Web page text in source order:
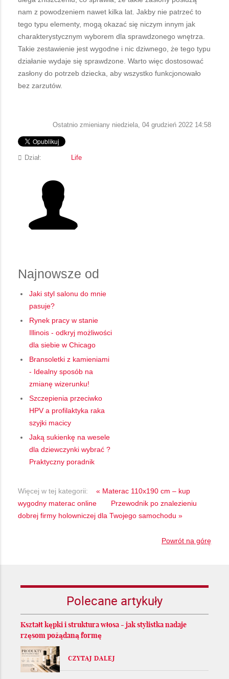
nam z powodzeniem nawet kilka lat. Jakby nie patrzeć to
tego typu elementy, mogą okazać się niczym innym jak
charakterystycznym wyborem dla sprawdzonego wnętrza.
Takie zestawienie jest wygodne i nic dziwnego, że tego typu
działanie wydaje się sprawdzone. Warto więc dostosować
zasłony do potrzeb dziecka, aby wszystko funkcjonowało
bez zarzutów.
Ostatnio zmieniany niedziela, 04 grudzień 2022 14:58
Dział: Life
Najnowsze od
Jaki styl salonu do mnie
pasuje?
Rynek pracy w stanie
Illinois - odkryj możliwości
dla siebie w Chicago
Bransoletki z kamieniami
- Idealny sposób na
zmianę wizerunku!
Szczepienia przeciwko
HPV a profilaktyka raka
szyjki macicy
Jaką sukienkę na wesele
dla dziewczynki wybrać ?
Praktyczny poradnik
Więcej w tej kategorii:
« Materac 110x190 cm – kup
wygodny materac online
Przewodnik po znalezieniu
dobrej firmy holowniczej dla Twojego samochodu »
Powrót na górę
Polecane artykuły
Kształt kępki i struktura włosa - jak stylistka nadaje
rzęsom pożądaną formę
CZYTAJ DALEJ